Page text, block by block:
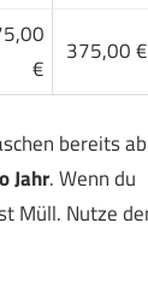
€
375,00 €
bereits ab
Jahr. Wenn du
Müll. Nutze